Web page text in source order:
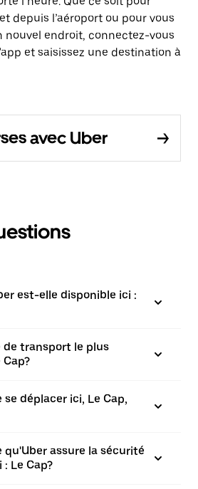
depuis l’aéroport ou pour vous
nouvel endroit, connectez-vous
et saisissez une destination à
avec Uber
est-elle disponible ici :
de transport le plus
déplacer ici, Le Cap,
assure la sécurité
Le Cap?